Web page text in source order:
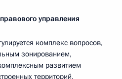
управления
комплекс вопросов,
зонированием,
развитием
территорий,